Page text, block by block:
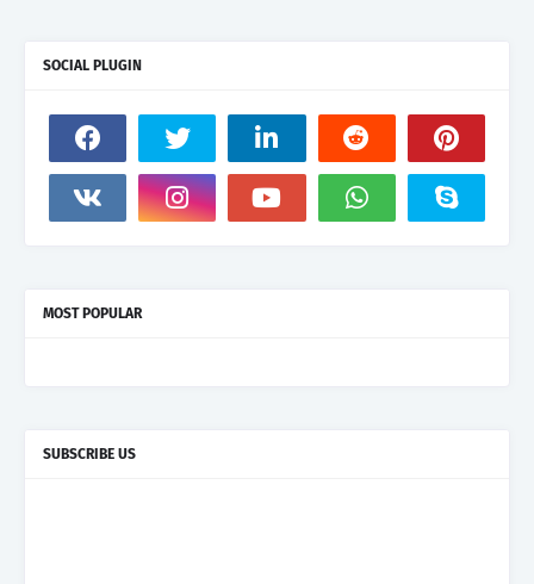
SOCIAL PLUGIN
MOST POPULAR
SUBSCRIBE US